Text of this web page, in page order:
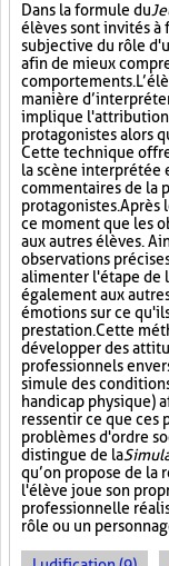
Dans la formule du
élèves sont invités à
subjective du rôle
afin de mieux
comportements.
manière
implique l'attribution
protagonistes alors
Cette technique
la scène interprétée
commentaires de la
protagonistes. Après
ce moment que les
aux autres élèves.
observations
alimenter l'étape de
également aux
émotions sur ce
prestation. Cette
développer des
professionnels
simule des
handicap physique)
ressentir ce que ces
problèmes d'ordre
distingue de la
qu’on propose de la
l'élève joue son
professionnelle
rôle ou un